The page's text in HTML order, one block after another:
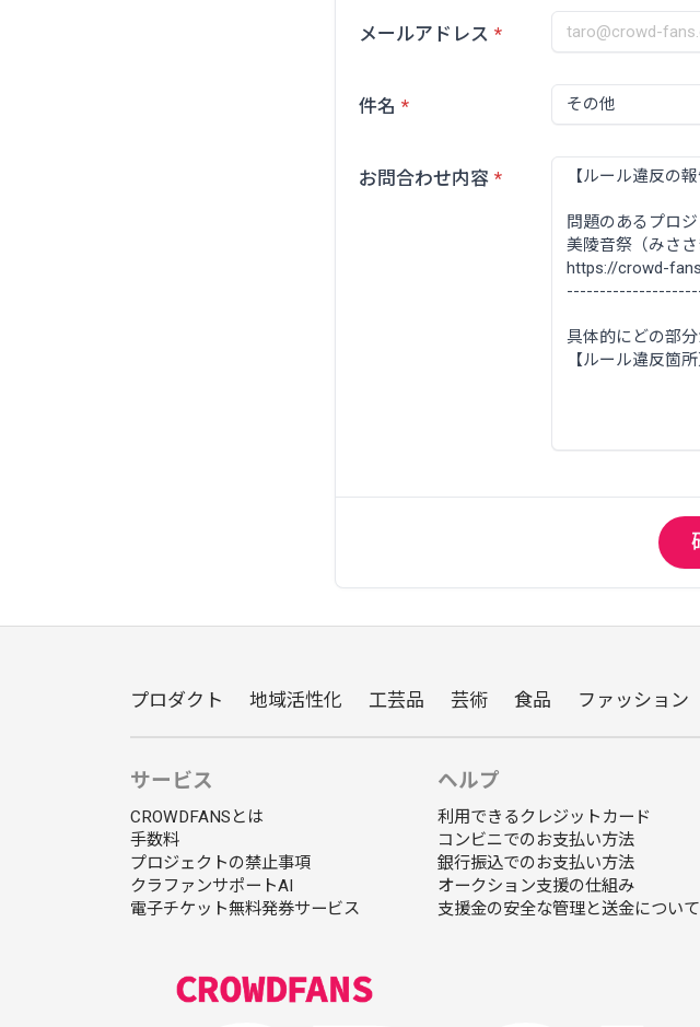
メールアドレス
件名
お問合わせ内容
プロダクト 地域活性化 工芸品 芸術 食品 ファッション
サービス
CROWDFANSとは
手数料
プロジェクトの禁止事項
クラファンサポートAI
電子チケット無料発券サービス
ヘルプ
利用できるクレジットカード
コンビニでのお支払い方法
銀行振込でのお支払い方法
オークション支援の仕組み
支援金の安全な管理と送金について